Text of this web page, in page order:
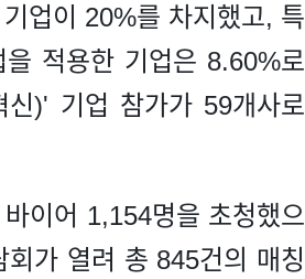
업이 20%를 차지했고, 특
적용한 기업은 8.60%로
)' 기업 참가가 59개사로
이어 1,154명을 초청했으
가 열려 총 845건의 매칭